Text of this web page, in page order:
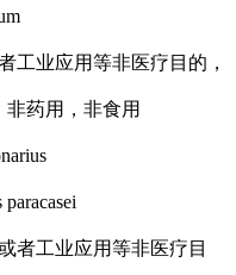
工业应用等非医疗目的，
药用，非食用
者工业应用等非医疗目